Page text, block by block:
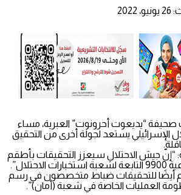
“يديعوت أحرونوت” العبرية، مساء
الإسرائيلي يستعد لجولة أخرى من التحقيق
“إنّ جيش الاحتلال سيعزز التحقيقات بأطقم
أيضًا للتحقيقات ضباط متخصصون في رسم
العمليات الخاصة في شعبة (أمان)”.